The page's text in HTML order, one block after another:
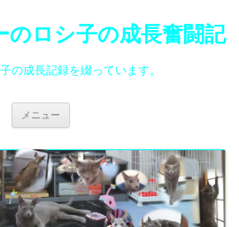
のロシ子の成長奮闘記
の成長記録を綴っています。
メニュー
ツ
へ
ス
キ
ッ
プ